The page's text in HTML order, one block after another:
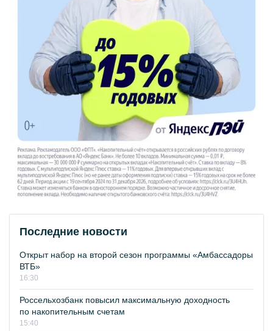
Последние новости
Открыт набор на второй сезон программы «Амбассадоры
ВТБ»
16:30
Россельхозбанк повысил максимальную доходность
по накопительным счетам
15:40